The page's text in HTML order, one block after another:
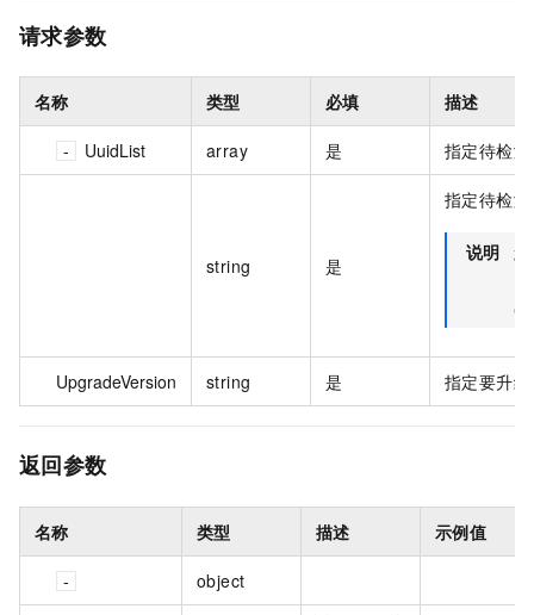
请求参数
名称 类型 必填 描述
UuidList array 是 指定待检
string 是
指定待检
说明
es
UpgradeVersion string 是 指定要升
返回参数
名称 类型 描述 示例值
object